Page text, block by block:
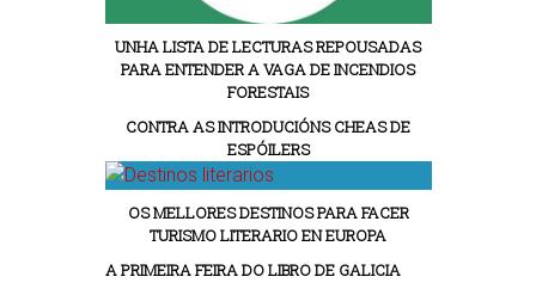
UNHA LISTA DE LECTURAS REPOUSADAS
PARA ENTENDER A VAGA DE INCENDIOS
FORESTAIS
CONTRA AS INTRODUCIÓNS CHEAS DE
ESPÓILERS
OS MELLORES DESTINOS PARA FACER
TURISMO LITERARIO EN EUROPA
A PRIMEIRA FEIRA DO LIBRO DE GALICIA